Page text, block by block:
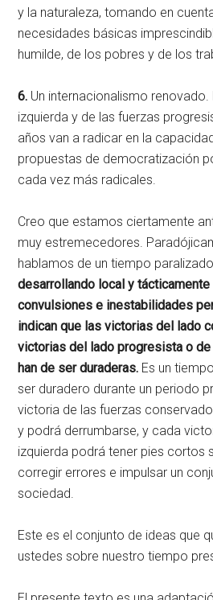
y la naturaleza, tomando en
necesidades básicas
humilde, de los pobres y de los
6. Un internacionalismo
izquierda y de las fuerzas
años van a radicar en la
propuestas de democratización
cada vez más radicales.
Creo que estamos ciertamente
muy estremecedores.
hablamos de un tiempo
desarrollando local y tácticamente
convulsiones e inestabilidades
indican que las victorias del lado
victorias del lado progresista o
han de ser duraderas. Es un
ser duradero durante un periodo
victoria de las fuerzas
y podrá derrumbarse, y cada
izquierda podrá tener pies cortos
corregir errores e impulsar un
sociedad.
Este es el conjunto de ideas que
ustedes sobre nuestro tiempo